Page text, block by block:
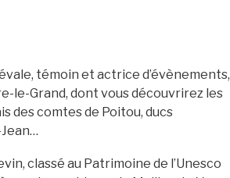
témoin et actrice d’évènements,
le-Grand, dont vous découvrirez les
des comtes de Poitou, ducs
classé au Patrimoine de l’Unesco